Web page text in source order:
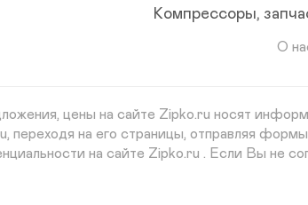
Компрессоры,
О
цены на сайте Zipko.ru носят
переходя на его страницы, отправляя
на сайте Zipko.ru . Если Вы не